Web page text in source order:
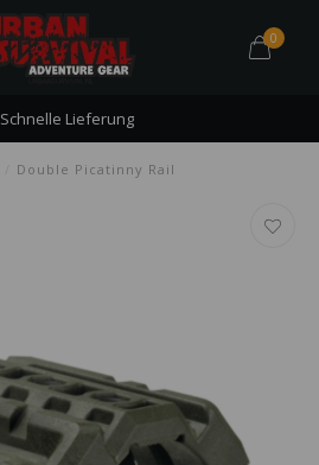
0
Schnelle Lieferung
Double Picatinny Rail